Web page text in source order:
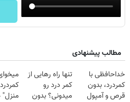
مطالب پیشنهادی
خداحافظی با
کمردرد، بدون
قرص و آمپول
تنها راه رهایی از
کمر درد رو
میدونی؟ بدون
منزل"